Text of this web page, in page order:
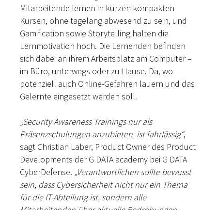
Mitarbeitende lernen in kurzen kompakten
Kursen, ohne tagelang abwesend zu sein, und
Gamification sowie Storytelling halten die
Lernmotivation hoch. Die Lernenden befinden
sich dabei an ihrem Arbeitsplatz am Computer –
im Büro, unterwegs oder zu Hause. Da, wo
potenziell auch Online-Gefahren lauern und das
Gelernte eingesetzt werden soll.
„Security Awareness Trainings nur als
Präsenzschulungen anzubieten, ist fahrlässig“,
sagt Christian Laber, Product Owner des Product
Developments der G DATA academy bei G DATA
CyberDefense. „Verantwortlichen sollte bewusst
sein, dass Cybersicherheit nicht nur ein Thema
für die IT-Abteilung ist, sondern alle